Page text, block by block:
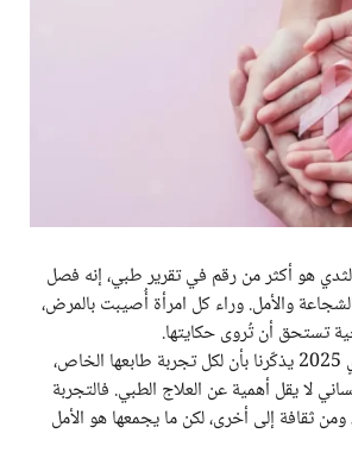
هو أكثر من رقم في تقرير طبي، إنه فصل
والأمل. وراء كل امرأة أُصيبت بالمرض،
تستحق أن تُروى حكايتها.
شعار عام سرطان الثدي 2025 يذكّرنا بأن لكل تجربة طابعها الخاص،
لا يقل أهمية عن العلاج الطبي. فالتجربة
ثقافة إلى أخرى، لكن ما يجمعها هو الأمل